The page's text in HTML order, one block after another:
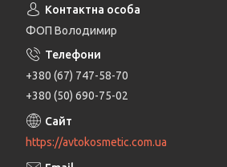
ФОП Володимир
+380 (67) 747-58-70
+380 (50) 690-75-02
https://avtokosmetic.com.ua